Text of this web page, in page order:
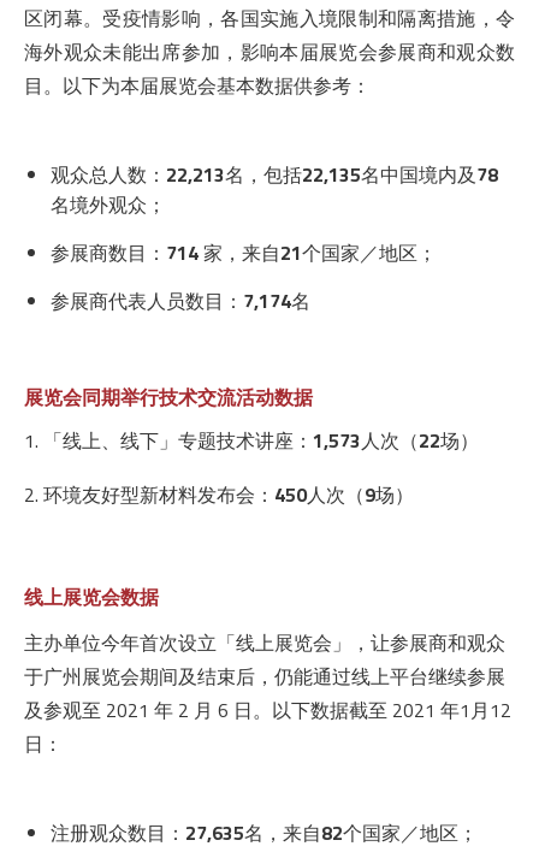
区闭幕。受疫情影响，各国实施入境限制和隔离措施，令
海外观众未能出席参加，影响本届展览会参展商和观众数
目。以下为本届展览会基本数据供参考：
观众总人数： 22,213名，包括22,135名中国境内及78
名境外观众；
参展商数目： 714家，来自21个国家／地区；
参展商代表人员数目： 7,174名
展览会同期举行技术交流活动数据
「线上、线下」专题技术讲座： 1,573人次（22场）
环境友好型新材料发布会： 450人次（9场）
线上展览会数据
主办单位今年首次设立「线上展览会」，让参展商和观众
于广州展览会期间及结束后，仍能通过线上平台继续参展
及参观至 2021 年 2 月 6 日。以下数据截至 2021 年1月12
日：
注册观众数目： 27,635名，来自82个国家／地区；